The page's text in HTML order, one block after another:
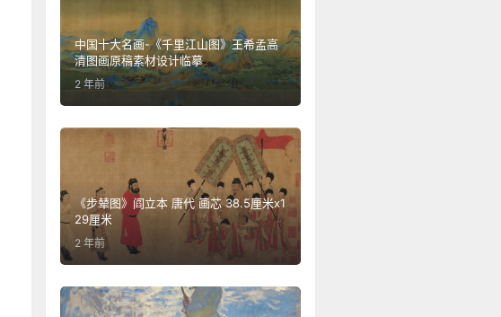
中国十大名画-《千里江山图》王希孟高
清图画原稿素材设计临摹
2 年前
《步辇图》阎立本 唐代 画芯 38.5厘米x1
29厘米
2 年前